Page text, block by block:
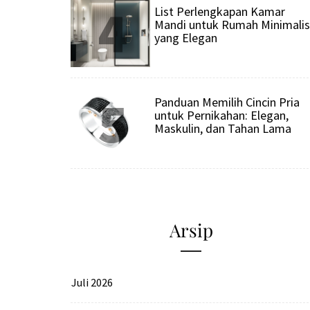
4
List Perlengkapan Kamar
Mandi untuk Rumah Minimalis
yang Elegan
5
Panduan Memilih Cincin Pria
untuk Pernikahan: Elegan,
Maskulin, dan Tahan Lama
Arsip
Juli 2026